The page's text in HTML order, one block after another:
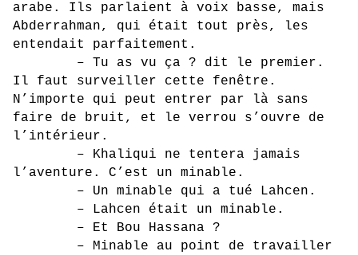
arabe. Ils parlaient à voix basse, mais
Abderrahman, qui était tout près, les
entendait parfaitement.
– Tu as vu ça ? dit le premier.
Il faut surveiller cette fenêtre.
N’importe qui peut entrer par là sans
faire de bruit, et le verrou s’ouvre de
l’intérieur.
– Khaliqui ne tentera jamais
l’aventure. C’est un minable.
– Un minable qui a tué Lahcen.
– Lahcen était un minable.
– Et Bou Hassana ?
– Minable au point de travailler